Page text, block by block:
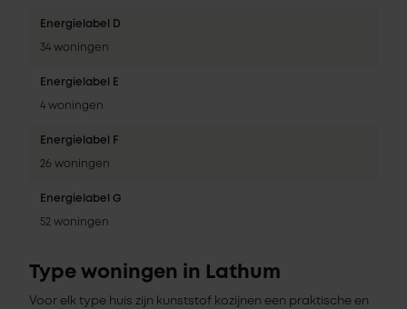
Energielabel D
34 woningen
Energielabel E
4 woningen
Energielabel F
26 woningen
Energielabel G
52 woningen
Type woningen in Lathum
Voor elk type huis zijn kunststof kozijnen een praktische en